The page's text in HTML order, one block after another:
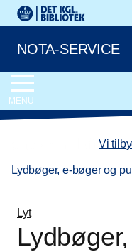
Gå til hovedindholdet
Det Kongelige
NOTA-SERVICE
MENU
Vi
Lydbøger, e-bøger og
Lyt